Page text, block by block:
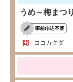
うめ～梅ま
ココカクダ